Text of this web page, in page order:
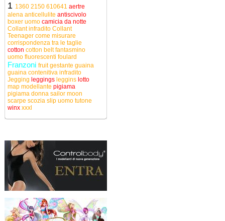
1 1360 2150 610641 aertre
alena anticellulite antiscivolo
boxer uomo camicia da notte
Collant infradito Collant
Teenager come misurare
corrispondenza tra le taglie
cotton cotton beltfantasmino
uomo fluorescenti foulard
Franzoni fruitgestante guaina
guaina contenitiva infradito
Jegging leggings leggins lotto
map modellante pigiama
pigiama donna sailor moon
scarpe scozia slip uomo tutone
winx xxxl